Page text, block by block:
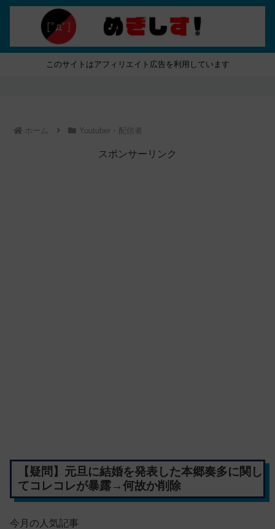
このサイトはアフィリエイト広告を利用しています
ホーム Youtuber・配信者
スポンサーリンク
【疑問】元旦に結婚を発表した本郷奏多に関し
てコレコレが暴露→何故か削除
今月の人気記事